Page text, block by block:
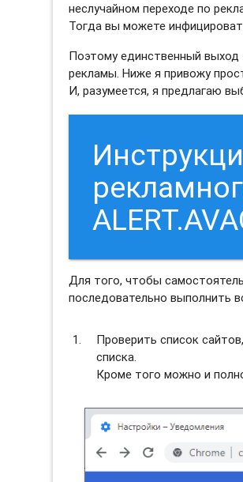
неслучайном переходе по
Тогда вы можете
Поэтому единственный выход
рекламы. Ниже я привожу
И, разумеется, я предлагаю
Для того, чтобы
последовательно выполнить
Проверить список
списка.
Кроме того можно и